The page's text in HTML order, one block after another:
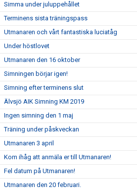
Simma under juluppehållet
Terminens sista träningspass
Utmanaren och vårt fantastiska luciatåg
Under höstlovet
Utmanaren den 16 oktober
Simningen börjar igen!
Simning efter terminens slut
Älvsjö AIK Simning KM 2019
Ingen simning den 1 maj
Träning under påskveckan
Utmanaren 3 april
Kom ihåg att anmäla er till Utmanaren!
Fel datum på Utmanaren!
Utmanaren den 20 februari.